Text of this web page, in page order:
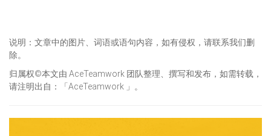
说明：文章中的图片、词语或语句内容，如有侵权，请联系我们删
除。
归属权©本文由 AceTeamwork 团队整理、撰写和发布，如需转载，
请注明出自：「AceTeamwork 」。